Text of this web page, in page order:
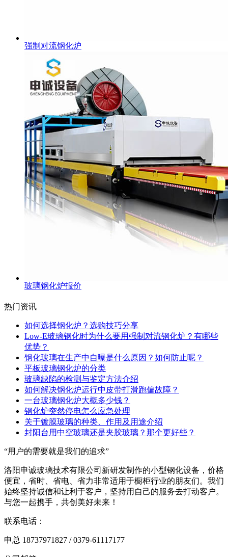
强制对流钢化炉
玻璃钢化炉报价
热门资讯
如何选择钢化炉？选购技巧分享
Low-E玻璃钢化时为什么要用强制对流钢化炉？有哪些
优势？
钢化玻璃在生产中自曝是什么原因？如何防止呢？
平板玻璃钢化炉的分类
玻璃缺陷的检测与鉴定方法介绍
如何解决钢化炉运行中皮带打滑跑偏故障？
一台玻璃钢化炉大概多少钱？
钢化炉突然停电怎么应急处理
关于镀膜玻璃的种类、作用及用途介绍
封阳台用中空玻璃还是夹胶玻璃？那个更好些？
“用户的需要就是我们的追求”
洛阳申诚玻璃技术有限公司新研发制作的小型钢化设备，价格
便宜，省时、省电、省力非常适用于橱柜行业的朋友们。我们
始终坚持诚信和让利于客户，坚持用自己的服务去打动客户。
与您一起携手，共创美好未来！
联系电话：
申总 18737971827 / 0379-61117177